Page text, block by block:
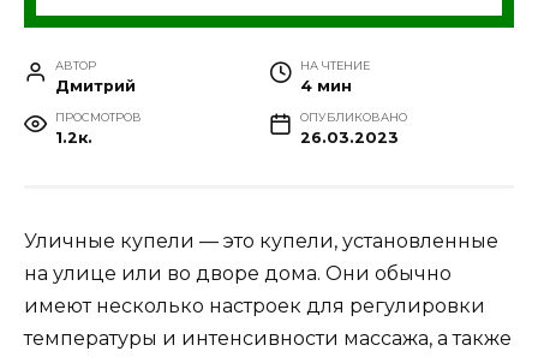
АВТОР
Дмитрий
НА ЧТЕНИЕ
4 мин
ПРОСМОТРОВ
1.2к.
ОПУБЛИКОВАНО
26.03.2023
Уличные купели — это купели, установленные
на улице или во дворе дома. Они обычно
имеют несколько настроек для регулировки
температуры и интенсивности массажа, а также